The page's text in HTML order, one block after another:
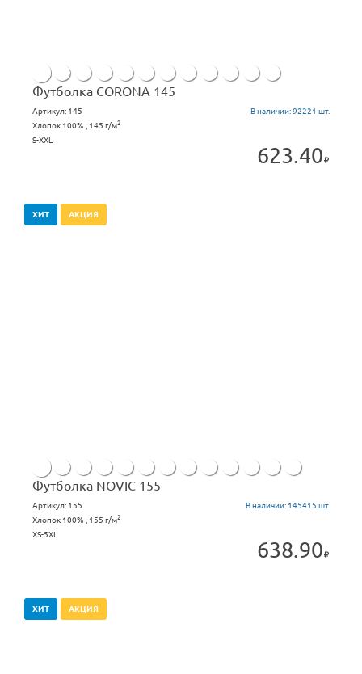
Футболка CORONA 145
Артикул: 145 В наличии:92221 шт.
Хлопок 100% , 145 г/м2
S-XXL
623.40
ХИТ АКЦИЯ
Футболка NOVIC 155
Артикул: 155 В наличии: 145415 шт.
Хлопок 100% , 155 г/м2
XS-5XL
638.90
ХИТ АКЦИЯ